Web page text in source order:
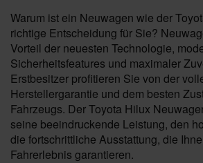
Warum ist ein Neuwagen wie der
richtige Entscheidung für Sie?
Vorteil der neuesten Technologie,
Sicherheitsfeatures und maximaler
Erstbesitzer profitieren Sie von der
Herstellergarantie und dem besten
Fahrzeugs. Der Toyota Hilux
seine beeindruckende Leistung, den
die fortschrittliche Ausstattung, die
Fahrerlebnis garantieren.